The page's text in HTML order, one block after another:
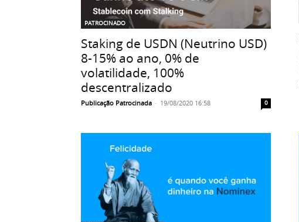
PATROCINADO
Staking de USDN (Neutrino USD)
8-15% ao ano, 0% de
volatilidade, 100%
descentralizado
Publicação Patrocinada - 19/08/2020 16:58 0